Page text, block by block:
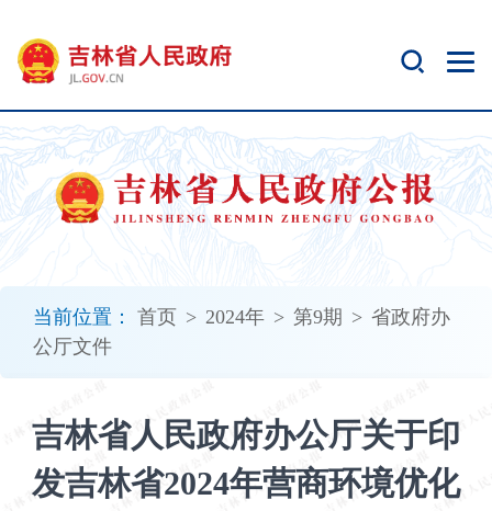
当前位置： 首页 > 2024年 > 第9期 > 省政府办
公厅文件
吉林省人民政府办公厅关于印
发吉林省2024年营商环境优化
开
无
障
碍
说
明
加